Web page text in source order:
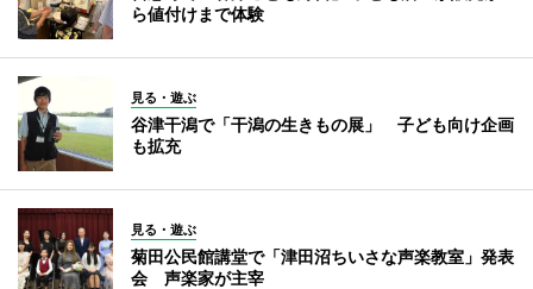
ら値付けまで体験
見る・遊ぶ
谷津干潟で「干潟の生きもの展」 子ども向け企画
も拡充
見る・遊ぶ
菊田公民館講堂で「津田沼ちいさな声楽教室」発表
会 声楽家が主宰